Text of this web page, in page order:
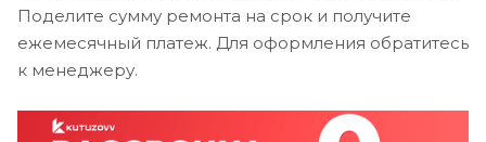
Поделите сумму ремонта на срок и получите
ежемесячный платеж. Для оформления обратитесь
к менеджеру.